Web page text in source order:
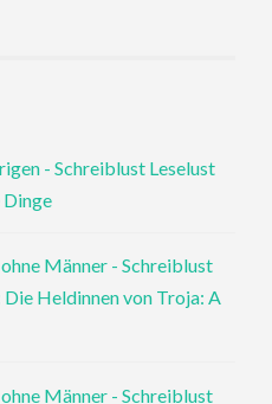
- Schreiblust Leselust
Dinge
Männer - Schreiblust
Heldinnen von Troja: A
Männer - Schreiblust